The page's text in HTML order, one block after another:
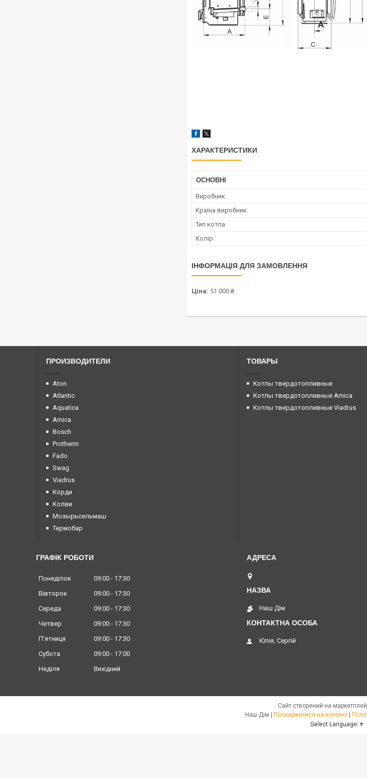
ХАРАКТЕРИСТИКИ
ОСНОВНІ
Виробник
Країна виробник
Тип котла
Колір
ІНФОРМАЦІЯ ДЛЯ ЗАМОВЛЕННЯ
Ціна: 51 000 ₴
ПРОИЗВОДИТЕЛИ
Aton
Atlantic
Aquatica
Amica
Bosch
Protherm
Fado
Swag
Viadrus
Корди
Колви
Мозырьсельмаш
Термобар
ТОВАРЫ
Котлы твердотопливные
Котлы твердотопливные Amica
Котлы твердотопливные Viadrus
ГРАФІК РОБОТИ
Понеділок 09:00
17:30
Вівторок
09:00
17:30
Середа
09:00
17:30
Четвер
09:00
17:30
Пʼятниця
09:00
17:30
Субота
09:00
17:00
Неділя
Вихідний
Наш Дім
Юлія, Сергій
Сайт створений на
Поскаржитися на контент
Select Language ▼